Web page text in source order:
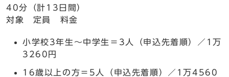
40分（計13日間）
対象 定員 料金
小学校3年生～中学生＝3人（申込先着順）／1万
3260円
16歳以上の方＝5人（申込先着順）／1万4560